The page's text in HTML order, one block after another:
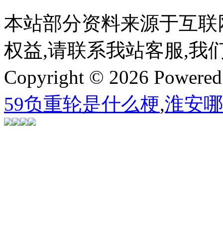
本站部分资料来源于互
权益,请联系我站客服,我
Copyright © 2026
59负重轮是什么梗,淮安